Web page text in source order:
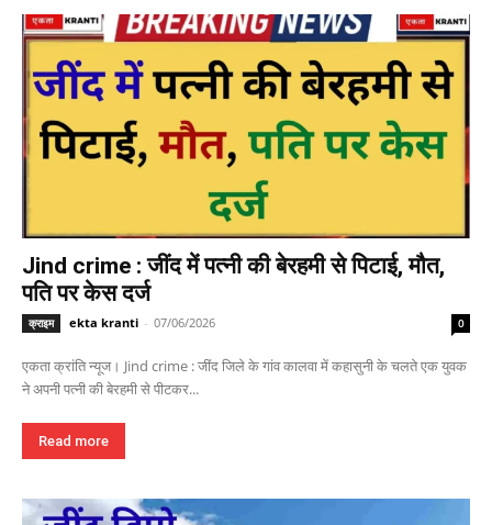
Jind crime : जींद में पत्नी की बेरहमी से पिटाई, मौत,
पति पर केस दर्ज
क्राइम ekta kranti - 07/06/2026 0
एकता क्रांति न्यूज। Jind crime : जींद जिले के गांव कालवा में कहासुनी के चलते एक युवक
ने अपनी पत्नी की बेरहमी से पीटकर...
Read more